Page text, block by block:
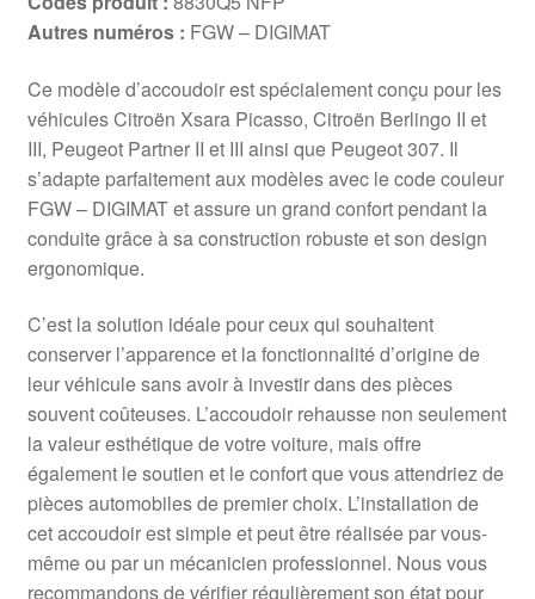
Autres numéros : FGW – DIGIMAT
Ce modèle d’accoudoir est spécialement conçu pour les
véhicules Citroën Xsara Picasso, Citroën Berlingo II et
III, Peugeot Partner II et III ainsi que Peugeot 307. Il
s’adapte parfaitement aux modèles avec le code couleur
FGW – DIGIMAT et assure un grand confort pendant la
conduite grâce à sa construction robuste et son design
ergonomique.
C’est la solution idéale pour ceux qui souhaitent
conserver l’apparence et la fonctionnalité d’origine de
leur véhicule sans avoir à investir dans des pièces
souvent coûteuses. L’accoudoir rehausse non seulement
la valeur esthétique de votre voiture, mais offre
également le soutien et le confort que vous attendriez de
pièces automobiles de premier choix. L’installation de
cet accoudoir est simple et peut être réalisée par vous-
même ou par un mécanicien professionnel. Nous vous
recommandons de vérifier régulièrement son état pour